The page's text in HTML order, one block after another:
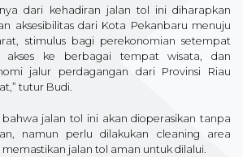
dari kehadiran jalan tol ini diharapkan
aksesibilitas dari Kota Pekanbaru menuju
stimulus bagi perekonomian setempat
akses ke berbagai tempat wisata, dan
jalur perdagangan dari Provinsi Riau
tutur Budi.
jalan tol ini akan dioperasikan tanpa
namun perlu dilakukan cleaning area
jalan tol aman untuk dilalui.